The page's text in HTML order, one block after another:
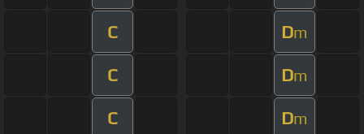
C Dm
C Dm
C Dm